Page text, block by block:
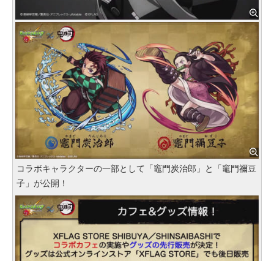
コラボキャラクターの一部として「竈門炭治郎」と「竈門禰豆
子」が公開！